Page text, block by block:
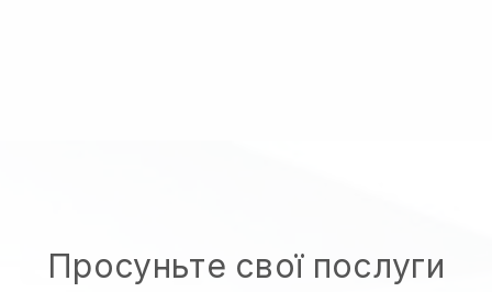
Просуньте свої послуги